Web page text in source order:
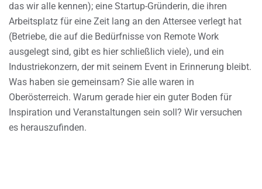
das wir alle kennen); eine Startup-Gründerin, die ihren
Arbeitsplatz für eine Zeit lang an den Attersee verlegt hat
(Betriebe, die auf die Bedürfnisse von Remote Work
ausgelegt sind, gibt es hier schließlich viele), und ein
Industriekonzern, der mit seinem Event in Erinnerung bleibt.
Was haben sie gemeinsam? Sie alle waren in
Oberösterreich. Warum gerade hier ein guter Boden für
Inspiration und Veranstaltungen sein soll? Wir versuchen
es herauszufinden.